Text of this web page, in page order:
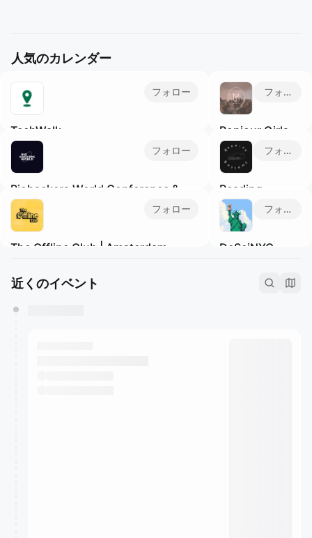
人気のカレンダー
フォロー
TechWalk
We're building a different sort of
networking event for members of the
Tech and SaaS communities to get
outside, meet new people, and enjoy
some fresh air, while practicing mindful
movement.
フォロー
Biohackers World Conference &
Expo
Join a vibrant community to establish
valuable partnerships, nurture client
relationships, and expand your network
フォロー
The Offline Club | Amsterdam
events to unwind and meet like-minded
people in Amsterdam's coziest venues.
Subscribe to our calendar for relevant
フォロー
Bonjour Girls
Bonjour Girls is a
New York-based
non-profit
organization
dedicated to
providing diverse
support and
growth platforms
We are Girls Only
フォロー
Reading
Rhythms NYC
New York
a book club. A
reading party.
to live music &
フォロー
DeSciNYC
Science Meetups
近くのイベント